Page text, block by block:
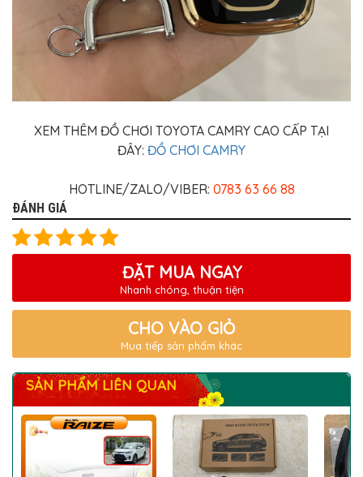
XEM THÊM ĐỒ CHƠI TOYOTA CAMRY CAO CẤP TẠI
ĐÂY: ĐỒ CHƠI CAMRY
HOTLINE/ZALO/VIBER: 0783 63 66 88
ĐÁNH GIÁ
ĐẶT MUA NGAY
Nhanh chóng, thuận tiện
CHO VÀO GIỎ
Mua tiếp sản phẩm khác
SẢN PHẨM LIÊN QUAN